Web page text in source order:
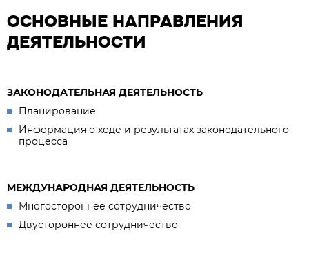
ОСНОВНЫЕ НАПРАВЛЕНИЯ
ДЕЯТЕЛЬНОСТИ
ЗАКОНОДАТЕЛЬНАЯ ДЕЯТЕЛЬНОСТЬ
Планирование
Информация о ходе и результатах законодательного
процесса
МЕЖДУНАРОДНАЯ ДЕЯТЕЛЬНОСТЬ
Многостороннее сотрудничество
Двустороннее сотрудничество